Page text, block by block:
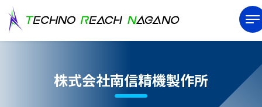
株式会社南信精機製作所